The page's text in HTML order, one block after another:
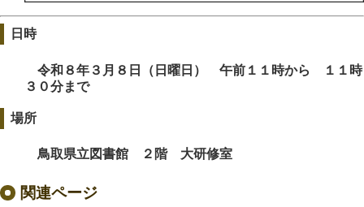
日時
令和８年３月８日（日曜日） 午前１１時から １１時
３０分まで
場所
鳥取県立図書館 ２階 大研修室
関連ページ